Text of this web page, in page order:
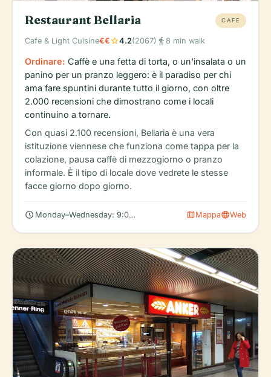
Restaurant Bellaria CAFE
Cafe & Light Cuisine€€star4.2(2067) directions_walk 8 min walk
Ordinare: Caffè e una fetta di torta, o un'insalata o un
panino per un pranzo leggero: è il paradiso per chi
ama fare spuntini durante tutto il giorno, con oltre
2.000 recensioni che dimostrano come i locali
continuino a tornare.
Con quasi 2.100 recensioni, Bellaria è una vera
istituzione viennese che funziona come tappa per la
colazione, pausa caffè di mezzogiorno o pranzo
informale. È il tipo di locale dove vedrete le stesse
facce giorno dopo giorno.
schedule Monday–Wednesday: 9:00 AM – 7:00 PMmapMappalanguageWeb